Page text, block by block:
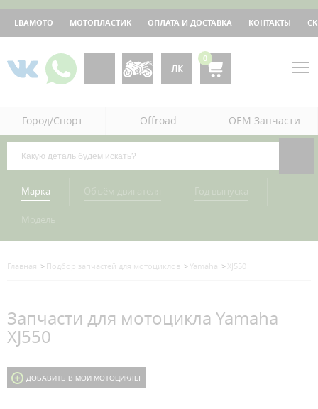
LBAMOTO МОТОПЛАСТИК ОПЛАТА И ДОСТАВКА КОНТАКТЫ
ЛК
0
Город/Спорт Offroad OEM Запчасти
Марка
Главная Подбор запчастей для мотоциклов Yamaha XJ550
Запчасти для мотоцикла Yamaha
XJ550
ДОБАВИТЬ В МОИ МОТОЦИКЛЫ